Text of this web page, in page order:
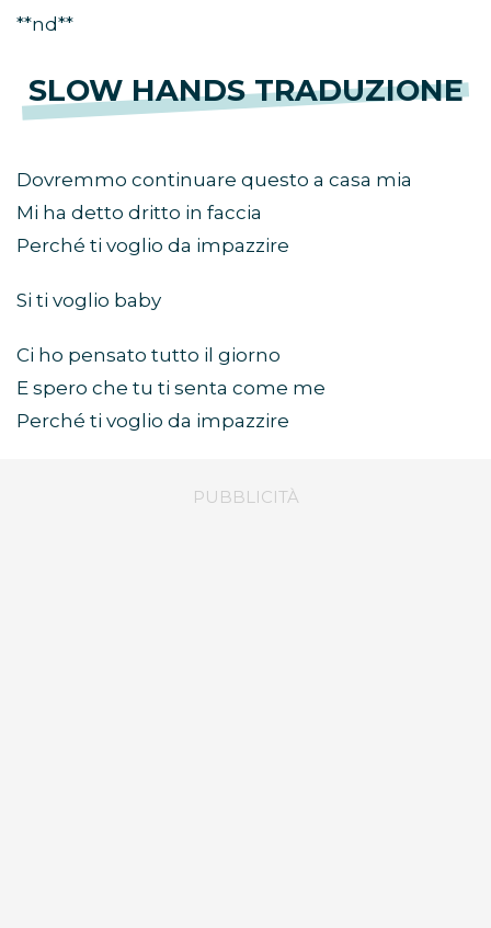
**nd**
SLOW HANDS TRADUZIONE
Dovremmo continuare questo a casa mia
Mi ha detto dritto in faccia
Perché ti voglio da impazzire
Si ti voglio baby
Ci ho pensato tutto il giorno
E spero che tu ti senta come me
Perché ti voglio da impazzire